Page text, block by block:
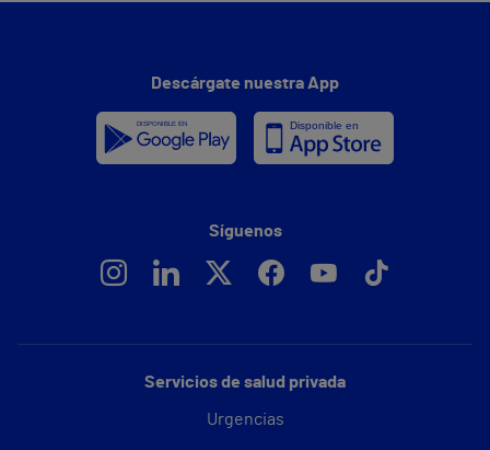
Servicios de salud privada
Urgencias
Descárgate nuestra App
Síguenos